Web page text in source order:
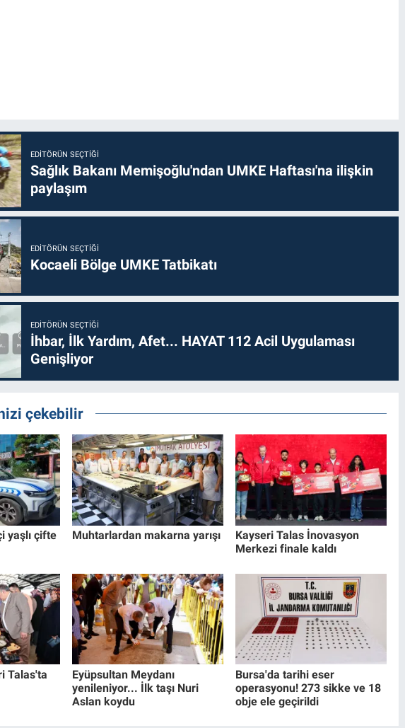
EDITÖRÜN SEÇTIĞI
Sağlık Bakanı Memişoğlu'ndan UMKE Haftası'na ilişkin
paylaşım
EDITÖRÜN SEÇTIĞI
Kocaeli Bölge UMKE Tatbikatı
EDITÖRÜN SEÇTIĞI
İhbar, İlk Yardım, Afet... HAYAT 112 Acil Uygulaması
Genişliyor
çekebilir
yaşlı çifte
Muhtarlardan makarna yarışı
Kayseri Talas İnovasyon
Merkezi finale kaldı
Talas'ta
Eyüpsultan Meydanı
yenileniyor... İlk taşı Nuri
Aslan koydu
Bursa'da tarihi eser
operasyonu! 273 sikke ve 18
obje ele geçirildi